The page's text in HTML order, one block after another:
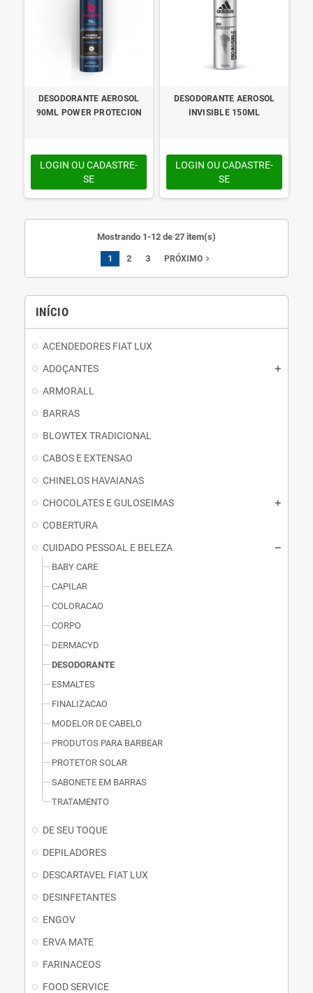
INÍCIO
ACENDEDORES FIAT LUX
ADOÇANTES
ARMORALL
BARRAS
BLOWTEX TRADICIONAL
CABOS E EXTENSAO
CHINELOS HAVAIANAS
CHOCOLATES E GULOSEIMAS
COBERTURA
CUIDADO PESSOAL E BELEZA
BABY CARE
CAPILAR
COLORACAO
CORPO
DERMACYD
DESODORANTE
ESMALTES
FINALIZACAO
MODELOR DE CABELO
PRODUTOS PARA BARBEAR
PROTETOR SOLAR
SABONETE EM BARRAS
TRATAMENTO
DE SEU TOQUE
DEPILADORES
DESCARTAVEL FIAT LUX
DESINFETANTES
ENGOV
ERVA MATE
FARINACEOS
FOOD SERVICE
DESODORANTE AEROSOL
90ML POWER PROTECION
LOGIN OU CADASTRE-
SE
DESODORANTE AEROSOL
INVISIBLE 150ML
LOGIN OU CADASTRE-
SE
Mostrando 1-12 de 27 item(s)
1 2 3 PRÓXIMO navigate_next